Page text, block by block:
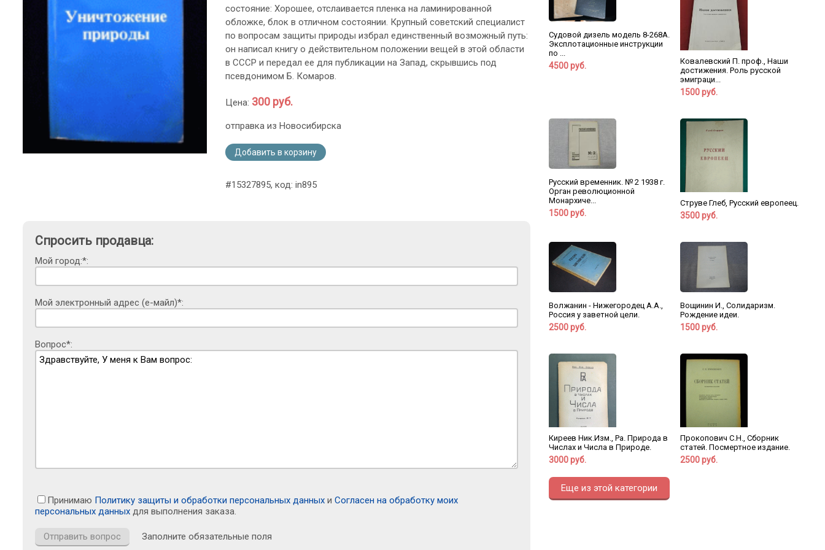
состояние: Хорошее, отслаивается пленка на ламинированной
обложке, блок в отличном состоянии. Крупный советский специалист
по вопросам защиты природы избрал единственный возможный путь:
он написал книгу о действительном положении вещей в этой области
в СССР и передал ее для публикации на Запад, скрывшись под
псевдонимом Б. Комаров.
Цена: 300 руб.
отправка из Новосибирска
Добавить в корзину
#15327895, код: in895
Спросить продавца:
Мой город:*:
Мой электронный адрес (е-майл)*:
Вопрос*:
Принимаю Политику защиты и обработки персональных данных и Согласен на обработку моих
персональных данных для выполнения заказа.
Заполните обязательные поля
Судовой дизель модель 8-268А.
Эксплотационные инструкции
по ...
4500 руб.
Ковалевский П. проф., Наши
достижения. Роль русской
эмиграци...
1500 руб.
Русский временник. № 2 1938 г.
Орган революционной
Монархиче...
1500 руб.
Струве Глеб, Русский европеец.
3500 руб.
Волжанин - Нижегородец А.А.,
Россия у заветной цели.
2500 руб.
Вощинин И., Солидаризм.
Рождение идеи.
1500 руб.
Киреев Ник.Изм., Ра. Природа в
Числах и Числа в Природе.
3000 руб.
Прокопович С.Н., Сборник
статей. Посмертное издание.
2500 руб.
Еще из этой категории